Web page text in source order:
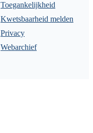
Toegankelijkheid
Kwetsbaarheid melden
Privacy
Webarchief